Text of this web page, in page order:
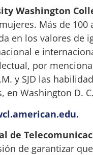
Washington
Más de
en los valores de
e
por
y SJD las
en Washington D.
de
de garantizar